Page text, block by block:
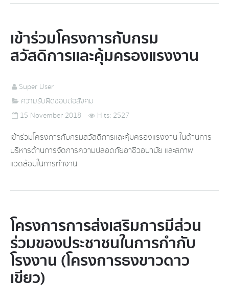
เข้าร่วมโครงการกับกรม
สวัสดิการและคุ้มครองแรงงาน
Super User
ความรับผิดชอบต่อสังคม
15 November 2018
Hits: 2527
เข้าร่วมโครงการกับกรมสวัสดิการและคุ้มครองแรงงาน ในด้านการ
บริหารด้านการจัดการความปลอดภัยอาชีวอนามัย และสภาพ
แวดล้อมในการทำงาน
โครงการการส่งเสริมการมีส่วน
ร่วมของประชาชนในการกำกับ
โรงงาน (โครงการธงขาวดาว
เขียว)